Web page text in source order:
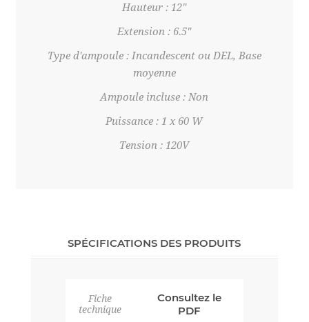
Hauteur : 12"
Extension : 6.5"
Type d'ampoule : Incandescent ou DEL, Base
moyenne
Ampoule incluse : Non
Puissance : 1 x 60 W
Tension : 120V
SPÉCIFICATIONS DES PRODUITS
Fiche
technique
Consultez le
PDF